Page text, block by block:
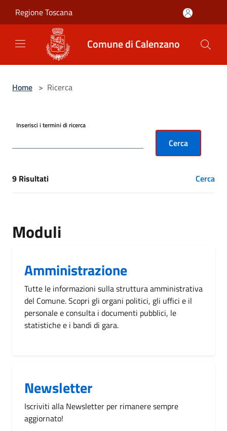
Regione Toscana
Comune di Calenzano
Home > Ricerca
Inserisci i termini di ricerca
Cerca
[results] Risultati
9 Risultati Cerca
Moduli
Amministrazione
Tutte le informazioni sulla struttura amministrativa
del Comune. Scopri gli organi politici, gli uffici e il
personale e consulta i documenti pubblici, le
statistiche e i bandi di gara.
Newsletter
Iscriviti alla Newsletter per rimanere sempre
aggiornato!